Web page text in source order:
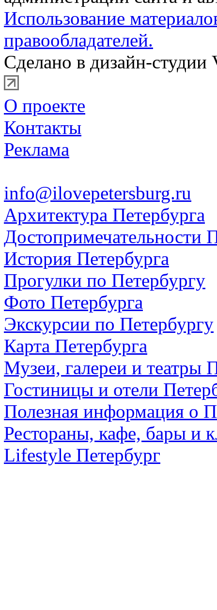
Использование
правообладателей.
Сделано в дизайн-студии
О проекте
Контакты
Реклама
info@ilovepetersburg.ru
Архитектура Петербурга
Достопримечательности
История Петербурга
Прогулки по Петербургу
Фото Петербурга
Экскурсии по Петербургу
Карта Петербурга
Музеи, галереи и театры
Гостиницы и отели
Полезная информация о
Рестораны, кафе, бары и
Lifestyle Петербург